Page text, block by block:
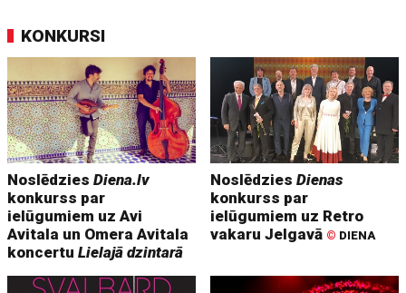
KONKURSI
NoslēdziesDiena.lv
konkurss par
ielūgumiem uz Avi
Avitala un Omera Avitala
koncertuLielajā dzintarā
NoslēdziesDienas
konkurss par
ielūgumiem uz Retro
vakaru Jelgavā © DIENA